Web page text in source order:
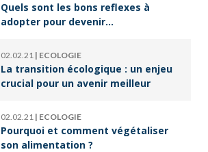
Quels sont les bons reflexes à
adopter pour devenir
02.02.21 | ECOLOGIE
La transition écologique : un enjeu
crucial pour un avenir meilleur
02.02.21 | ECOLOGIE
Pourquoi et comment végétaliser
son alimentation ?